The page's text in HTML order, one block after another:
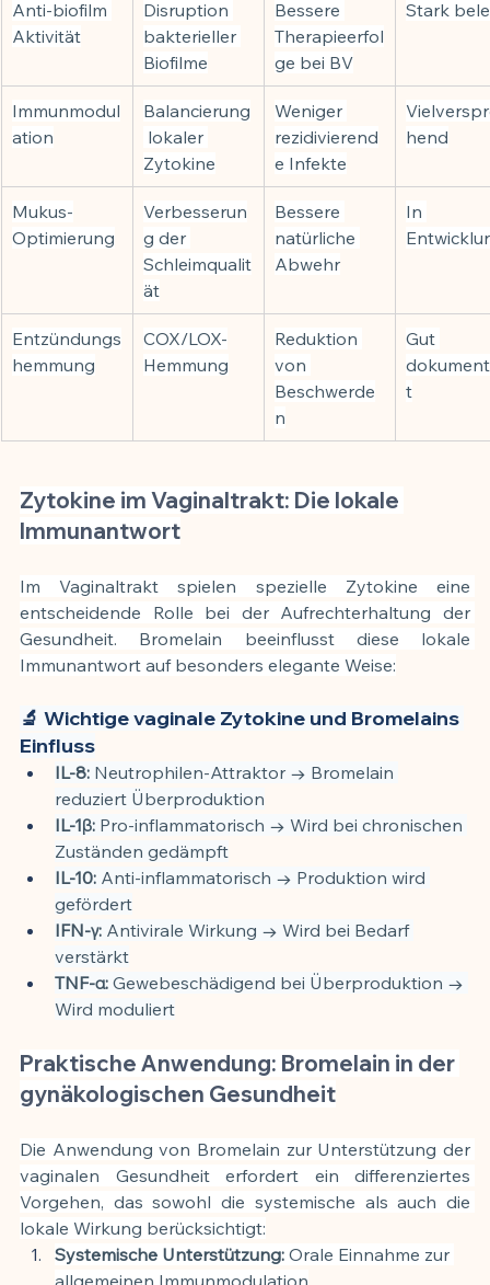
Anti-biofilm
Aktivität
Disruption
bakterieller
Biofilme
Bessere
Therapieerfol
ge bei BV
Stark
Immunmodul
ation
Balancierung
lokaler
Zytokine
Weniger
rezidivierend
e Infekte
hend
Mukus-
Optimierung
Verbesserun
g der
Schleimqualit
ät
Bessere
natürliche
Abwehr
In
Entzündungs
hemmung
COX/LOX-
Hemmung
Reduktion
von
Beschwerde
n
Gut
t
Zytokine im Vaginaltrakt: Die lokale
Immunantwort
Im Vaginaltrakt spielen spezielle Zytokine eine
entscheidende Rolle bei der Aufrechterhaltung der
Gesundheit. Bromelain beeinflusst diese lokale
Immunantwort auf besonders elegante Weise:
🔬 Wichtige vaginale Zytokine und Bromelains
Einfluss
IL-8: Neutrophilen-Attraktor → Bromelain
reduziert Überproduktion
IL-1β: Pro-inflammatorisch → Wird bei chronischen
Zuständen gedämpft
IL-10: Anti-inflammatorisch → Produktion wird
gefördert
IFN-γ: Antivirale Wirkung → Wird bei Bedarf
verstärkt
TNF-α: Gewebeschädigend bei Überproduktion →
Wird moduliert
Praktische Anwendung: Bromelain in der
gynäkologischen Gesundheit
Die Anwendung von Bromelain zur Unterstützung der
vaginalen Gesundheit erfordert ein differenziertes
Vorgehen, das sowohl die systemische als auch die
lokale Wirkung berücksichtigt:
Systemische Unterstützung: Orale Einnahme zur
allgemeinen Immunmodulation